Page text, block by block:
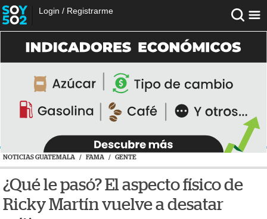
Login / Registrarme
NOTICIAS GUATEMALA / FAMA / GENTE
¿Qué le pasó? El aspecto físico de
Ricky Martín vuelve a desatar